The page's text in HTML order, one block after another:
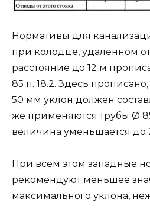
Нормативы для
при колодце, удаленном
расстояние до 12 м
85 п. 18.2. Здесь
50 мм уклон должен
же применяются трубы Ø
величина уменьшается до
При всем этом западные
рекомендуют меньшее
максимального уклона,